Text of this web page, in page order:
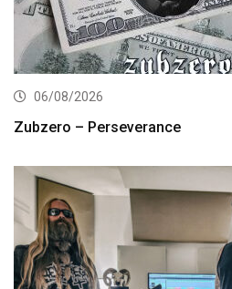
06/08/2026
Zubzero – Perseverance